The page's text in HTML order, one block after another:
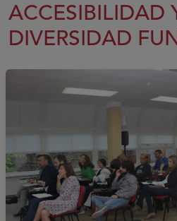
ACCESIBILIDAD
DIVERSIDAD